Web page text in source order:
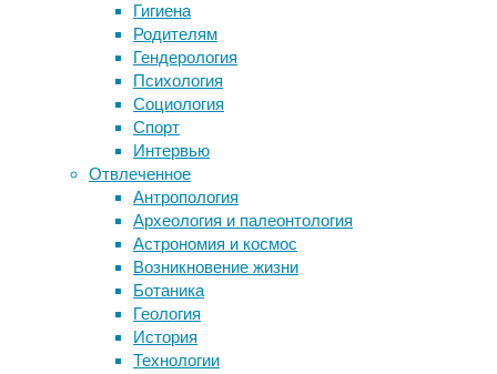
Гигиена
Родителям
Гендерология
Психология
Социология
Спорт
Интервью
Отвлеченное
Антропология
Археология и палеонтология
Астрономия и космос
Возникновение жизни
Ботаника
Геология
История
Технологии
владельцам
этих
объектов
часто
приходится
сталкиваться
с
перепадами
напряжения
сети,
страдают
бытовые
Метки
ДНК бактерии биология
биотехнология
генетика дети
здоровье знания